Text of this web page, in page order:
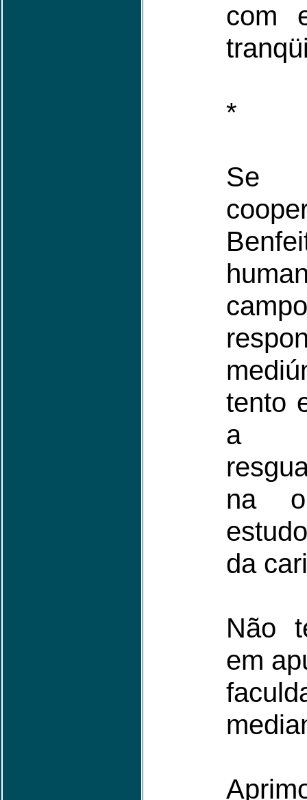
com
*
Se
tento
a
na
da
Não
em